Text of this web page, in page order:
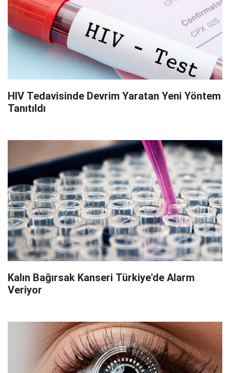
HIV Tedavisinde Devrim Yaratan Yeni Yöntem
Tanıtıldı
Kalın Bağırsak Kanseri Türkiye'de Alarm
Veriyor